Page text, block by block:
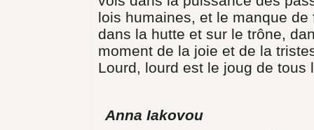
lois humaines, et le manque
dans la hutte et sur le trône,
moment de la joie et de la
Lourd, lourd est le joug de tous
Anna Iakovou